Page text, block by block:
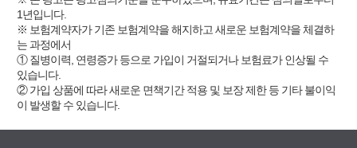
1년입니다.
※ 보험계약자가 기존 보험계약을 해지하고 새로운 보험계약을 체결하
는 과정에서
① 질병이력, 연령증가 등으로 가입이 거절되거나 보험료가 인상될 수
있습니다.
② 가입 상품에 따라 새로운 면책기간 적용 및 보장 제한 등 기타 불이익
이 발생할 수 있습니다.